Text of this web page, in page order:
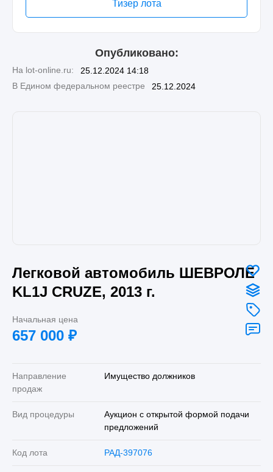
Тизер лота
Опубликовано:
На lot-online.ru:
25.12.2024 14:18
В Едином федеральном реестре
25.12.2024
Легковой автомобиль ШЕВРОЛЕ
KL1J CRUZE, 2013 г.
Начальная цена
657 000 ₽
Направление
продаж
Имущество должников
Вид процедуры
Аукцион с открытой формой подачи
предложений
Код лота РАД-397076